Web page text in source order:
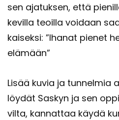
sen aja­tuk­sen, että
ke­vil­la teoil­la voi­daan
kai­sek­si: ”Iha­nat pie­net
elä­mään”
Lisää kuvia ja tun­nel­mia
löy­dät Sas­kyn ja sen
vil­ta, kan­nat­taa käydä